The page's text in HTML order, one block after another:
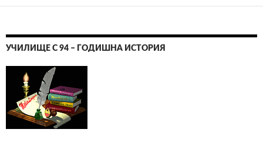
УЧИЛИЩЕ С 94 – ГОДИШНА ИСТОРИЯ